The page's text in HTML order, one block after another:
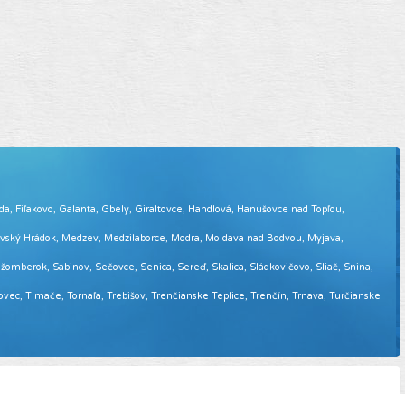
Fiľakovo, Galanta, Gbely, Giraltovce, Handlová, Hanušovce nad Topľou,
Hrádok, Medzev, Medzilaborce, Modra, Moldava nad Bodvou, Myjava,
Sabinov, Sečovce, Senica, Sereď, Skalica, Sládkovičovo, Sliač, Snina,
Tlmače, Tornaľa, Trebišov, Trenčianske Teplice, Trenčín, Trnava, Turčianske